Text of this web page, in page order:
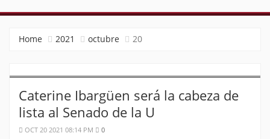
Home 2021 octubre 20
Caterine Ibargüen será la cabeza de
lista al Senado de la U
OCT 20 2021 08:14 PM 0